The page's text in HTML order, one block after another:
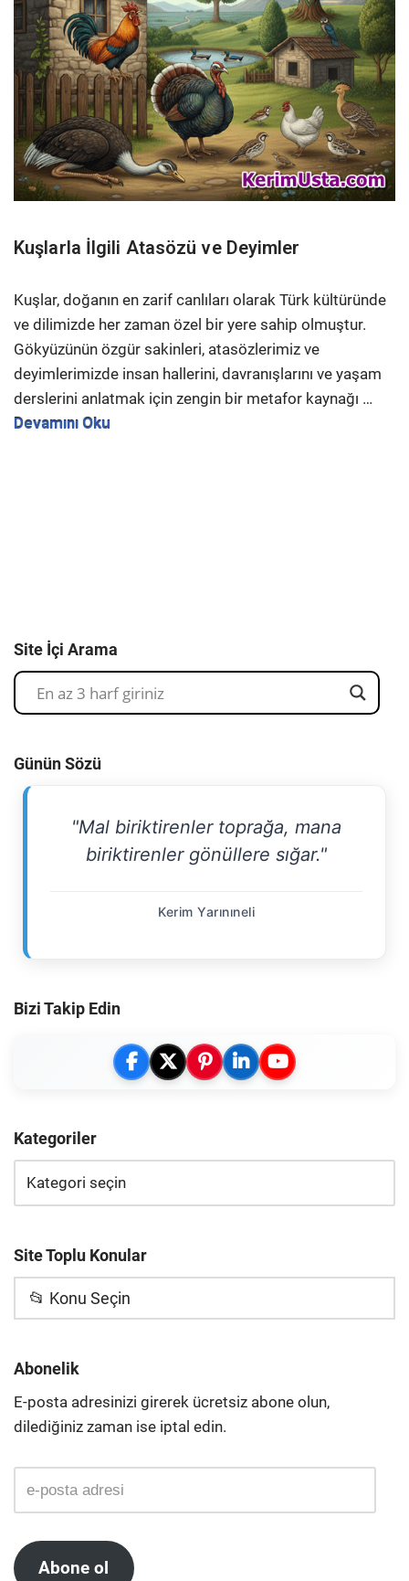
Kuşlarla İlgili Atasözü ve Deyimler
Kuşlar, doğanın en zarif canlıları olarak Türk kültüründe
ve dilimizde her zaman özel bir yere sahip olmuştur.
Gökyüzünün özgür sakinleri, atasözlerimiz ve
deyimlerimizde insan hallerini, davranışlarını ve yaşam
derslerini anlatmak için zengin bir metafor kaynağı …
Devamını Oku
Site İçi Arama
Günün Sözü
"Mal biriktirenler toprağa, mana
biriktirenler gönüllere sığar."
Kerim Yarınıneli
Bizi Takip Edin
Kategoriler
Site Toplu Konular
📂 Konu Seçin
Abonelik
E-posta adresinizi girerek ücretsiz abone olun,
dilediğiniz zaman ise iptal edin.
Abone ol